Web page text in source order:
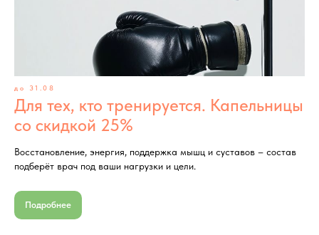
до 31.08
Для тех, кто тренируется. Капельницы
со скидкой 25%
Восстановление, энергия, поддержка мышц и суставов – состав
подберёт врач под ваши нагрузки и цели.
Подробнее